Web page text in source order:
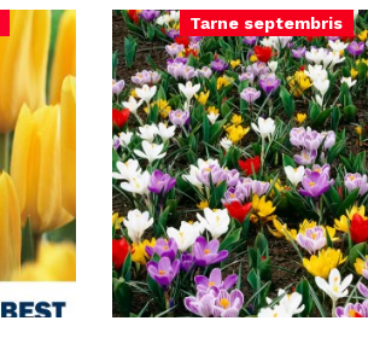
Tarne septembris